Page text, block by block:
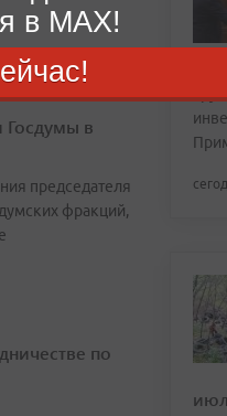
Госдумы в
председателя
фракций,
по
в MAX!